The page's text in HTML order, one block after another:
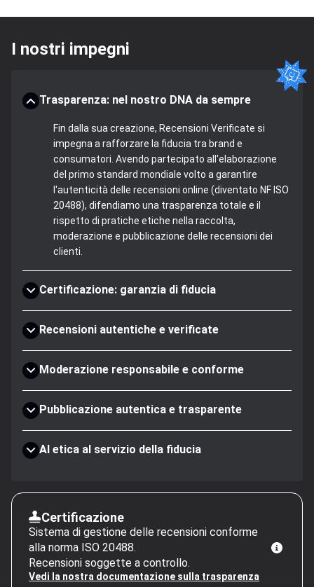
I nostri impegni
Trasparenza: nel nostro DNA da sempre
Fin dalla sua creazione, Recensioni Verificate si
impegna a rafforzare la fiducia tra brand e
consumatori. Avendo partecipato all'elaborazione
del primo standard mondiale volto a garantire
l'autenticità delle recensioni online (diventato NF ISO
20488), difendiamo una trasparenza totale e il
rispetto di pratiche etiche nella raccolta,
moderazione e pubblicazione delle recensioni dei
clienti.
Certificazione: garanzia di fiducia
Recensioni autentiche e verificate
Moderazione responsabile e conforme
Pubblicazione autentica e trasparente
AI etica al servizio della fiducia
Certificazione
Sistema di gestione delle recensioni conforme
alla norma ISO 20488.
Recensioni soggette a controllo.
Vedi la nostra documentazione sulla trasparenza